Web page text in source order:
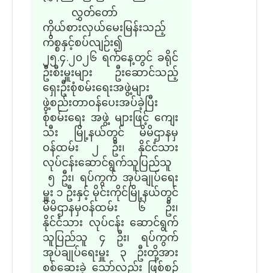
လွှတ်တော်
ကိုယ်စားလှယ်မေးမြန်းသည့်
ကိစ္စနှင့်စပ်လျဉ်း၍
၂၅.၄.၂၀၂၆ ရက်နေ့တွင် ခရိုင်
ဦးစီးမှူးများ ဦးဆောင်သည့်
ရှေးဦးစုံစမ်းရေးအဖွဲ့များ
ဖွဲ့စည်းတာဝန်ပေးအပ်ခဲ့ပြီး
စုံစမ်းရေး အဖွဲ့ များဖြင့် ကျေး
သီး မြို့နယ်တွင် မိမိဌာနမှ
ဝန်ထမ်း ၂ ဦး၊ နိုင်ငံသား
လုပ်ငန်းဆောင်ရွက်သူပြည်သူ
၅ ဦး၊ ရပ်ကွက် အုပ်ချုပ်ရေး
မှူး ၁ ဦးနှင့် မိုင်းကိုင်မြို့နယ်တွင်
မိမိဌာနမှဝန်ထမ်း ၆ ဦး၊
နိုင်ငံသား လုပ်ငန်း ဆောင်ရွက်
သူပြည်သူ ၄ ဦး၊ ရပ်ကွက်
အုပ်ချုပ်ရေးမှူး ၃ ဦးတို့အား
စစ်ဆေးခဲ့ သော်လည်း ဖြစ်စဉ်